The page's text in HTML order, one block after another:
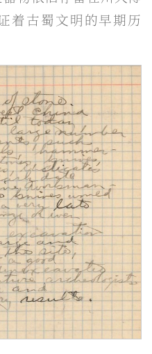
着古蜀文明的早期历